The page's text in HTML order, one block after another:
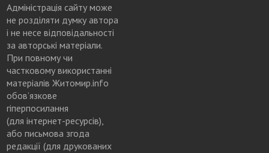
Адміністрація сайту може
не розділяти думку автора
і не несе відповідальності
за авторські матеріали.
При повному чи
частковому використанні
матеріалів Житомир.info
обов’язкове
гіперпосилання
(для інтернет-ресурсів),
або письмова згода
редакції (для друкованих